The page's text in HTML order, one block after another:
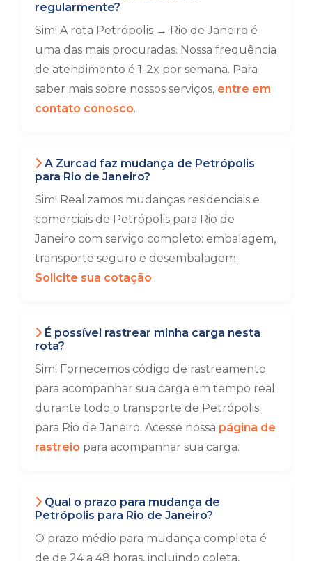
regularmente?
Sim! A rota Petrópolis → Rio de Janeiro é
uma das mais procuradas. Nossa frequência
de atendimento é 1-2x por semana. Para
saber mais sobre nossos serviços, entre em
contato conosco.
A Zurcad faz mudança de Petrópolis
para Rio de Janeiro?
Sim! Realizamos mudanças residenciais e
comerciais de Petrópolis para Rio de
Janeiro com serviço completo: embalagem,
transporte seguro e desembalagem.
Solicite sua cotação.
É possível rastrear minha carga nesta
rota?
Sim! Fornecemos código de rastreamento
para acompanhar sua carga em tempo real
durante todo o transporte de Petrópolis
para Rio de Janeiro. Acesse nossa página de
rastreio para acompanhar sua carga.
Qual o prazo para mudança de
Petrópolis para Rio de Janeiro?
O prazo médio para mudança completa é
de de 24 a 48 horas, incluindo coleta,